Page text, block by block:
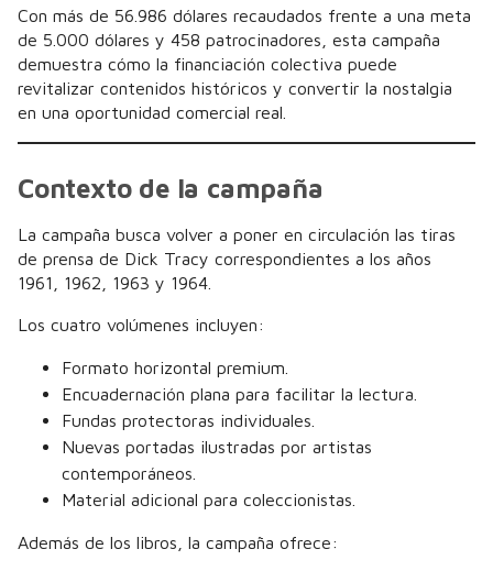
Con más de 56.986 dólares recaudados frente a una meta
de 5.000 dólares y 458 patrocinadores, esta campaña
demuestra cómo la financiación colectiva puede
revitalizar contenidos históricos y convertir la nostalgia
en una oportunidad comercial real.
Contexto de la campaña
La campaña busca volver a poner en circulación las tiras
de prensa de Dick Tracy correspondientes a los años
1961, 1962, 1963 y 1964.
Los cuatro volúmenes incluyen:
Formato horizontal premium.
Encuadernación plana para facilitar la lectura.
Fundas protectoras individuales.
Nuevas portadas ilustradas por artistas
contemporáneos.
Material adicional para coleccionistas.
Además de los libros, la campaña ofrece: